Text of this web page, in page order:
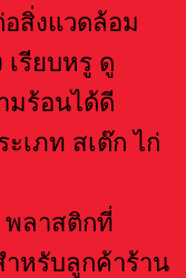
สิ่งแวดล้อม
รียบหรู ดู
มร้อนได้ดี
เภท สเต๊ก ไก่
ลาสติกที่
ำหรับลูกค้าร้าน